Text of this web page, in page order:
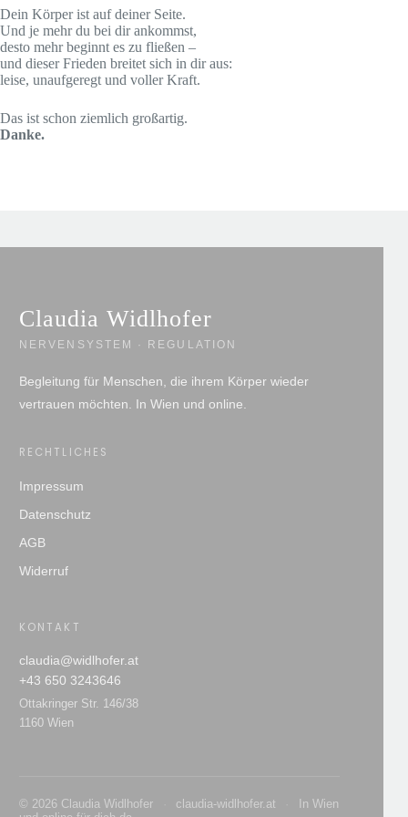
Dein Körper ist auf deiner Seite.
Und je mehr du bei dir ankommst,
desto mehr beginnt es zu fließen –
und dieser Frieden breitet sich in dir aus:
leise, unaufgeregt und voller Kraft.
Das ist schon ziemlich großartig.
Danke.
Claudia Widlhofer
NERVENSYSTEM · REGULATION
Begleitung für Menschen, die ihrem Körper wieder
vertrauen möchten. In Wien und online.
RECHTLICHES
Impressum
Datenschutz
AGB
Widerruf
KONTAKT
claudia@widlhofer.at
+43 650 3243646
Ottakringer Str. 146/38
1160 Wien
© 2026 Claudia Widlhofer claudia-widlhofer.at
In Wien